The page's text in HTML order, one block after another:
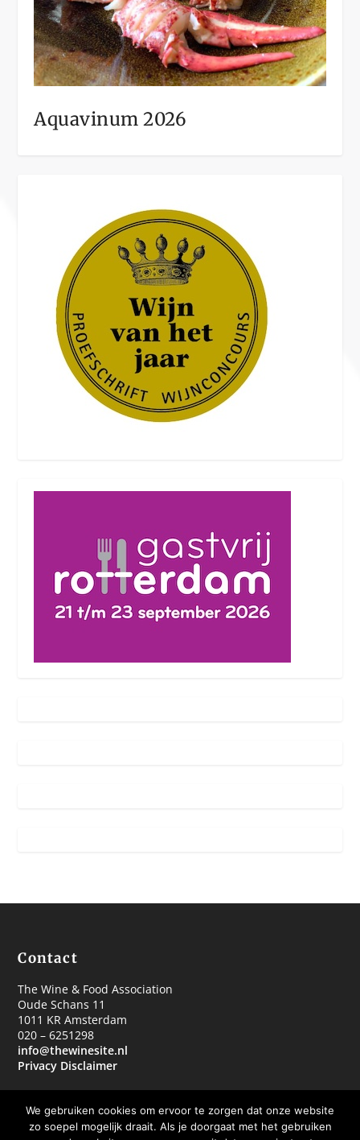
Aquavinum 2026
Contact
The Wine & Food Association
Oude Schans 11
1011 KR Amsterdam
020 – 6251298
info@thewinesite.nl
Privacy Disclaimer
We gebruiken cookies om ervoor te zorgen dat onze website
zo soepel mogelijk draait. Als je doorgaat met het gebruiken